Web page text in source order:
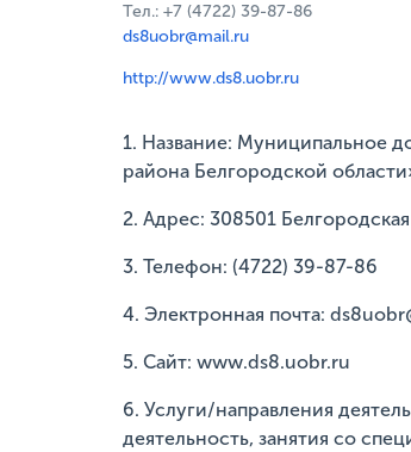
Тел.: +7 (4722) 39-87-86
ds8uobr@mail.ru
http://www.ds8.uobr.ru
1. Название: Муниципальное
района Белгородской
2. Адрес: 308501
3. Телефон: (4722) 39-87-86
4. Электронная почта:
5. Сайт: www.ds8.uobr.ru
6. Услуги/направления
деятельность, занятия со